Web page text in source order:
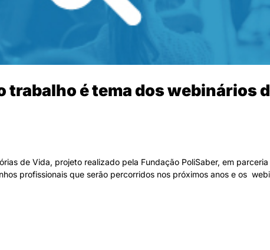
trabalho é tema dos webinários
de Vida, projeto realizado pela Fundação PoliSaber, em
profissionais que serão percorridos nos próximos anos e os